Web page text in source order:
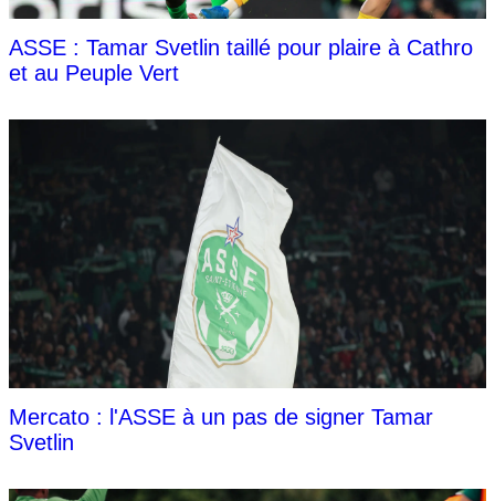
ASSE : Tamar Svetlin taillé pour plaire à Cathro
et au Peuple Vert
Mercato : l'ASSE à un pas de signer Tamar
Svetlin